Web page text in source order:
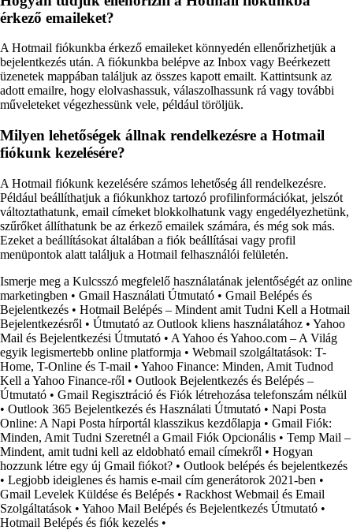
érkező emaileket?
A Hotmail fiókunkba érkező emaileket könnyedén ellenőrizhetjük a
bejelentkezés után. A fiókunkba belépve az Inbox vagy Beérkezett
üzenetek mappában találjuk az összes kapott emailt. Kattintsunk az
adott emailre, hogy elolvashassuk, válaszolhassunk rá vagy további
műveleteket végezhessünk vele, például töröljük.
Milyen lehetőségek állnak rendelkezésre a Hotmail
fiókunk kezelésére?
A Hotmail fiókunk kezelésére számos lehetőség áll rendelkezésre.
Például beállíthatjuk a fiókunkhoz tartozó profilinformációkat, jelszót
változtathatunk, email címeket blokkolhatunk vagy engedélyezhetünk,
szűrőket állíthatunk be az érkező emailek számára, és még sok más.
Ezeket a beállításokat általában a fiók beállításai vagy profil
menüpontok alatt találjuk a Hotmail felhasználói felületén.
Ismerje meg a Kulcsszó megfelelő használatának jelentőségét az online
marketingben • Gmail Használati Útmutató • Gmail Belépés és
Bejelentkezés • Hotmail Belépés – Mindent amit Tudni Kell a Hotmail
Bejelentkezésről • Útmutató az Outlook kliens használatához • Yahoo
Mail és Bejelentkezési Útmutató • A Yahoo és Yahoo.com – A Világ
egyik legismertebb online platformja • Webmail szolgáltatások: T-
Home, T-Online és T-mail • Yahoo Finance: Minden, Amit Tudnod
Kell a Yahoo Finance-ről • Outlook Bejelentkezés és Belépés –
Útmutató • Gmail Regisztráció és Fiók létrehozása telefonszám nélkül
• Outlook 365 Bejelentkezés és Használati Útmutató • Napi Posta
Online: A Napi Posta hírportál klasszikus kezdőlapja • Gmail Fiók:
Minden, Amit Tudni Szeretnél a Gmail Fiók Opcionális • Temp Mail –
Mindent, amit tudni kell az eldobható email címekről • Hogyan
hozzunk létre egy új Gmail fiókot? • Outlook belépés és bejelentkezés
• Legjobb ideiglenes és hamis e-mail cím generátorok 2021-ben •
Gmail Levelek Küldése és Belépés • Rackhost Webmail és Email
Szolgáltatások • Yahoo Mail Belépés és Bejelentkezés Útmutató •
Hotmail Belépés és fiók kezelés •